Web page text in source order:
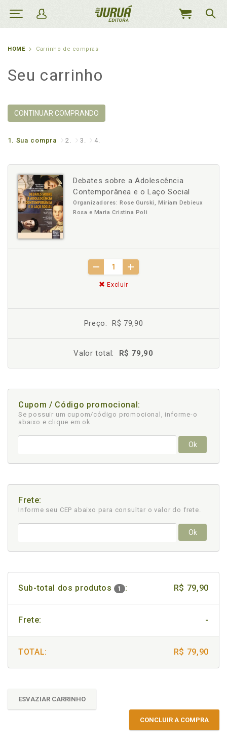
MEU
HOME Carrinho de compras
Seu carrinho
CONTINUAR COMPRANDO
1. Sua compra 2. 3. 4.
Debates sobre a Adolescência
Contemporânea e o Laço Social
Organizadores: Rose Gurski, Miriam Debieux
Rosa e Maria Cristina Poli
Excluir
Preço: R$ 79,90
Valor total: R$ 79,90
Cupom / Código promocional:
Se possuir um cupom/código promocional, informe-o
abaixo e clique em ok
Ok
Frete:
Informe seu CEP abaixo para consultar o valor do frete.
Ok
Sub-total dos produtos 1 : R$ 79,90
Frete: -
TOTAL: R$ 79,90
ESVAZIAR CARRINHO
CONCLUIR A COMPRA